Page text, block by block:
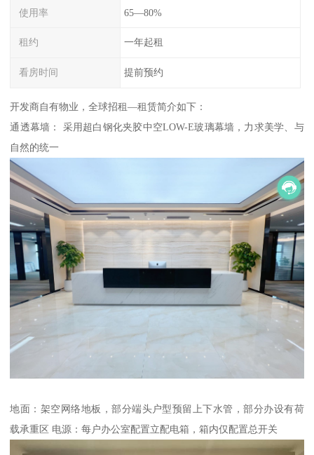
使用率 65—80%
租约 一年起租
看房时间 提前预约
开发商自有物业，全球招租—租赁简介如下：
通透幕墙： 采用超白钢化夹胶中空LOW-E玻璃幕墙，力求美学、与
自然的统一
地面：架空网络地板，部分端头户型预留上下水管，部分办设有荷
载承重区 电源：每户办公室配置立配电箱，箱内仅配置总开关